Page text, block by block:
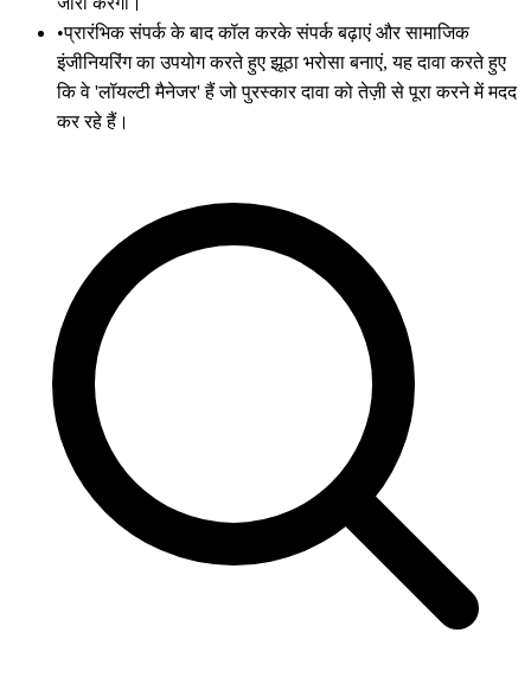
•प्रारंभिक संपर्क के बाद कॉल करके संपर्क बढ़ाएं और सामाजिक
इंजीनियरिंग का उपयोग करते हुए झूठा भरोसा बनाएं, यह दावा करते हुए
कि वे 'लॉयल्टी मैनेजर' हैं जो पुरस्कार दावा को तेज़ी से पूरा करने में मदद
कर रहे हैं।